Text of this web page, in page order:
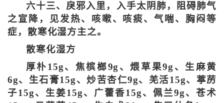
六十三、戾邪入里，入手太阴肺，阻碍肺气
之宣降，见发热、咳嗽、咳痰、气喘、胸闷等
症，散寒化湿方主之。
散寒化湿方
厚朴15g、焦槟榔9g、煨草果9g、生麻黄
6g、生石膏15g、炒苦杏仁9g、羌活15g、葶苈
子15g、生姜15g、广藿香15g、佩兰9g、苍术